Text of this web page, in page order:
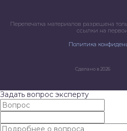
Перепечатка материалов разрешена
ссылки на
Политика
Сделано в 2026
Задать вопрос эксперту